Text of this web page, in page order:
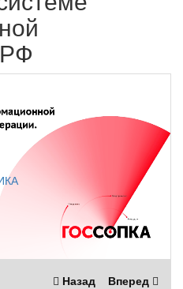
Вперед
Назад